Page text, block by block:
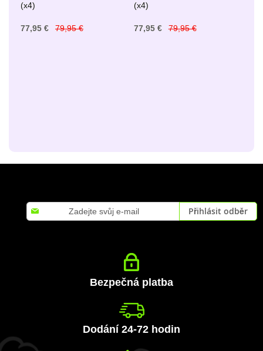
(x4)
77,95 € 79,95 €
(x4)
77,95 € 79,95 €
Přihlaste
se
Přihlásit odběr
Bezpečná platba
Dodání 24-72 hodin